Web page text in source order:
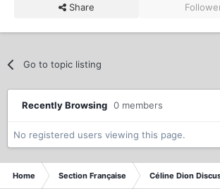
Share
Go to topic listing
Recently Browsing 0 members
No registered users viewing this page.
Home Section Française Céline Dion